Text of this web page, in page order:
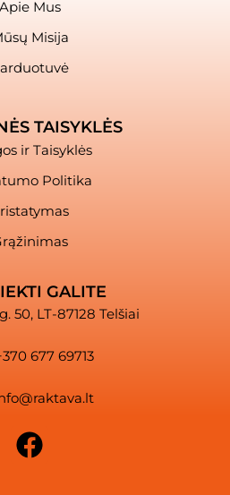
Apie Mus
Misija
TAISYKLĖS
ir Taisyklės
Politika
GALITE
50, LT-87128 Telšiai
677 69713